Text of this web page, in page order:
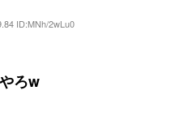
ID:MNh/2wLu0
ろw